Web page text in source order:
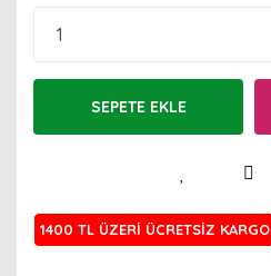
SEPETE EKLE
1400 TL ÜZERİ ÜCRETSİZ KARGO